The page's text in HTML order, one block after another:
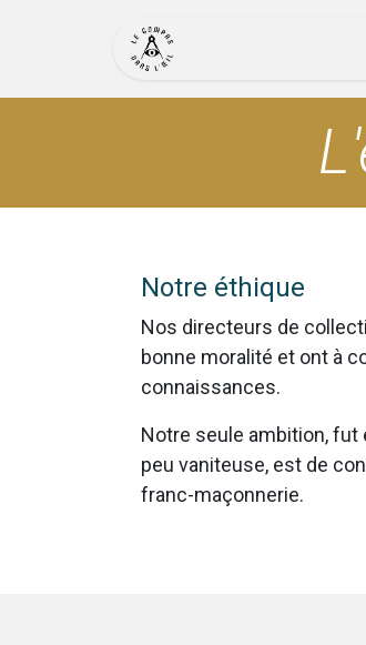
Notre éthique
Nos directeurs de
bonne moralité et ont à
connaissances.
Notre seule ambition,
peu vaniteuse, est de
franc-maçonnerie.